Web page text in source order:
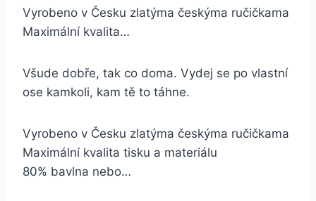
Vyrobeno v Česku zlatýma českýma ručičkama
Maximální kvalita…
Všude dobře, tak co doma. Vydej se po vlastní
ose kamkoli, kam tě to táhne.
Vyrobeno v Česku zlatýma českýma ručičkama
Maximální kvalita tisku a materiálu
80% bavlna nebo…